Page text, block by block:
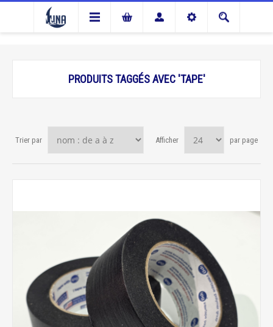
PRODUITS TAGGÉS AVEC 'TAPE'
Trier par Afficher par page